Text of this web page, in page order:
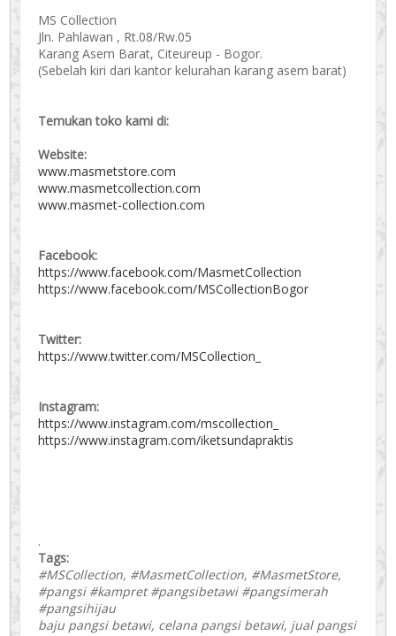
MS Collection
Jln. Pahlawan , Rt.08/Rw.05
Karang Asem Barat, Citeureup - Bogor.
(Sebelah kiri dari kantor kelurahan karang asem barat)
Temukan toko kami di:
Website:
www.masmetstore.com
www.masmetcollection.com
www.masmet-collection.com
Facebook:
https://www.facebook.com/MasmetCollection
https://www.facebook.com/MSCollectionBogor
Twitter:
https://www.twitter.com/MSCollection_
Instagram:
https://www.instagram.com/mscollection_
https://www.instagram.com/iketsundapraktis
.
Tags:
#MSCollection, #MasmetCollection, #MasmetStore,
#pangsi #kampret #pangsibetawi #pangsimerah
#pangsihijau
baju pangsi betawi, celana pangsi betawi, jual pangsi